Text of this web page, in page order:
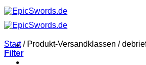
Zum
Inhalt
springen
Start /Produkt-Versandklassen /
Filter